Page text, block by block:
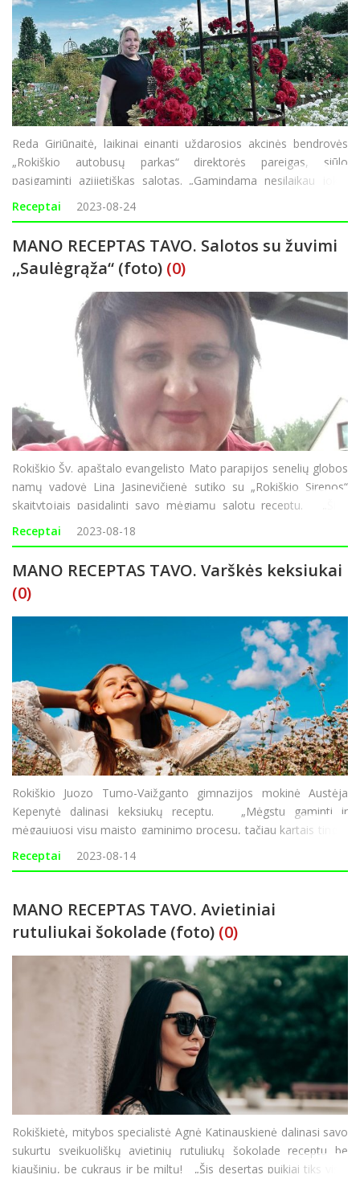
Reda Giriūnaitė, laikinai einanti uždarosios akcinės bendrovės
„Rokiškio autobusų parkas“ direktorės pareigas, siūlo
pasigaminti azijietiškas salotas. „Gamindama nesilaikau jokių
proporcijų, kas šauna į galvą ar yra šaldytuve tą ir dedu, tik
aliejaus vi
Receptai 2023-08-24
MANO RECEPTAS TAVO. Salotos su žuvimi
,,Saulėgrąža“ (foto) (0)
Rokiškio Šv. apaštalo evangelisto Mato parapijos senelių globos
namų vadovė Lina Jasinevičienė sutiko su „Rokiškio Sirenos“
skaitytojais pasidalinti savo mėgiamų salotų receptu. „Šias
salotas gaminu ir šventiniam stalui, ir sav
Receptai 2023-08-18
MANO RECEPTAS TAVO. Varškės keksiukai
(0)
Rokiškio Juozo Tumo-Vaižganto gimnazijos mokinė Austėja
Kepenytė dalinasi keksiukų receptu. „Mėgstu gaminti ir
mėgaujuosi visu maisto gaminimo procesu, tačiau kartais tingisi
ir norisi kažko labai greito, paprasto bei skanaus. „Paprasti, bet
ne prasti!“ – taip
Receptai 2023-08-14
MANO RECEPTAS TAVO. Avietiniai
rutuliukai šokolade (foto) (0)
Rokiškietė, mitybos specialistė Agnė Katinauskienė dalinasi savo
sukurtu sveikuoliškų avietinių rutuliukų šokolade receptu be
kiaušinių, be cukraus ir be miltų! „Šis desertas puikiai tiks visai